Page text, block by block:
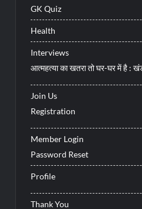
GK Quiz
Health
Interviews
आत्महत्या का खतरा तो घर-घर में है :
Join Us
Registration
Member Login
Password Reset
Profile
Thank You